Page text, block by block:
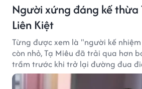
Người xứng đáng kế thừa
Liên Kiệt
Từng được xem là "người kế
còn nhỏ, Tạ Miêu đã trải qua hơn
trầm trước khi trở lại đường đua
sở trường võ thuật.